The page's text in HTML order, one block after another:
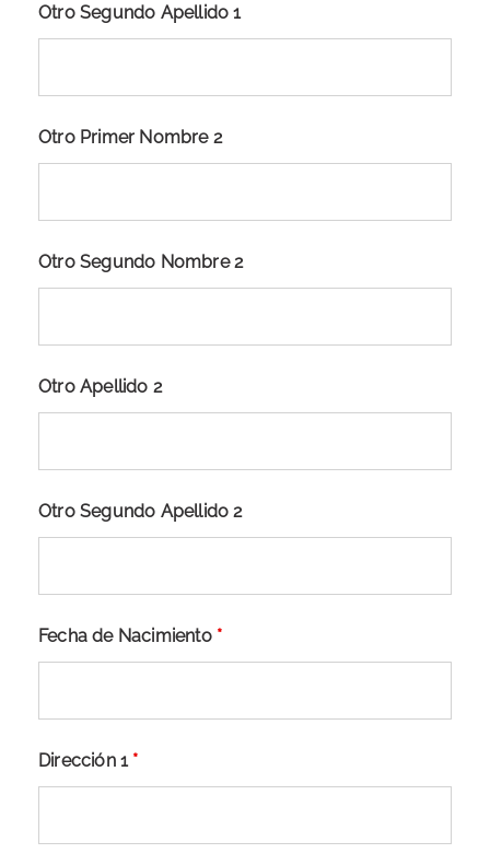
Otro Segundo Apellido 1
Otro Primer Nombre 2
Otro Segundo Nombre 2
Otro Apellido 2
Otro Segundo Apellido 2
Fecha de Nacimiento *
Dirección 1 *